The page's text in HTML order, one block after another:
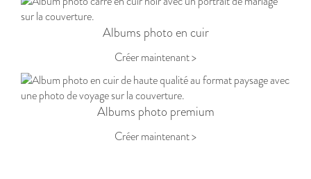
Albums photo en cuir
Créer maintenant >
Albums photo premium
Créer maintenant >